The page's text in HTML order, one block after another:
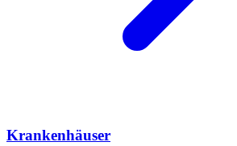
Krankenhäuser